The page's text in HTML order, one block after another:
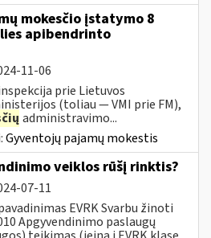
mokesčio įstatymo 8
apibendrinto
11-06
prie Lietuvos
(toliau — VMI prie FM),
administravimo...
Gyventojų pajamų mokestis
veiklos rūšį rinktis?
07-11
EVRK Svarbu žinoti
Apgyvendinimo paslaugų